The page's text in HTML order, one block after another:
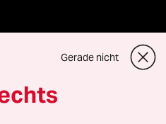
Gerade nicht